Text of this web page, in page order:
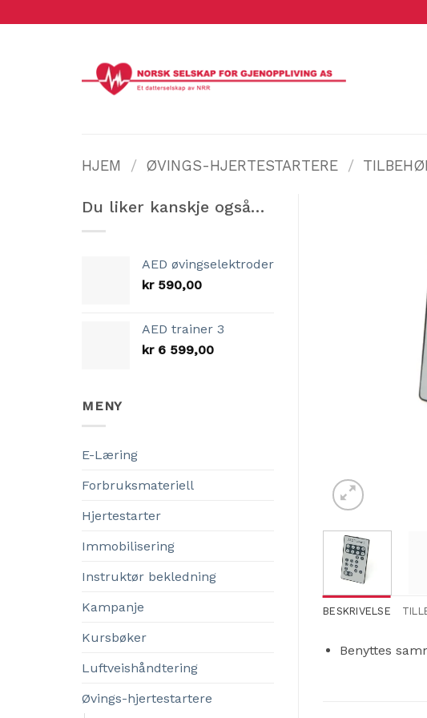
to
HJEM / ØVINGS-HJERTESTARTERE /
Du liker kanskje også…
AED øvingselektroder
kr590,00
AED trainer 3
kr6 599,00
MENY
E-Læring
Forbruksmateriell
Hjertestarter
Immobilisering
Instruktør bekledning
Kampanje
Kursbøker
Luftveishåndtering
Øvings-hjertestartere
BESKRIVELSE
Benyttes